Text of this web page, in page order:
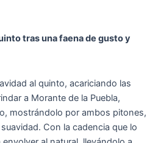
tras una faena de gusto y
al quinto, acariciando las
a Morante de la Puebla,
mostrándolo por ambos pitones,
Con la cadencia que lo